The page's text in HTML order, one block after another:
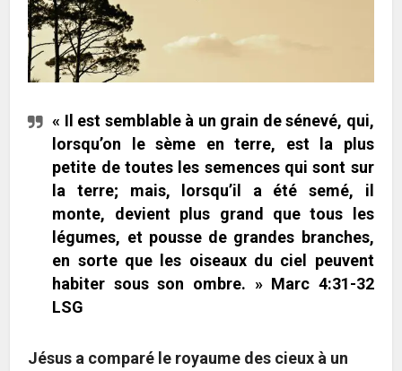
« Il est semblable à un grain de sénevé, qui,
lorsqu’on le sème en terre, est la plus
petite de toutes les semences qui sont sur
la terre; mais, lorsqu’il a été semé, il
monte, devient plus grand que tous les
légumes, et pousse de grandes branches,
en sorte que les oiseaux du ciel peuvent
habiter sous son ombre. » Marc 4:31-32
LSG
Jésus a comparé le royaume des cieux à un